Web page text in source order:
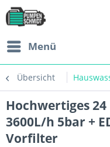
Menü
Übersicht
Hochwertiges
3600L/h 5bar +
Vorfilter